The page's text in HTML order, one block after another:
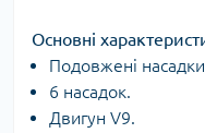
Основні
Подовжені
6 насадок.
Двигун V9.